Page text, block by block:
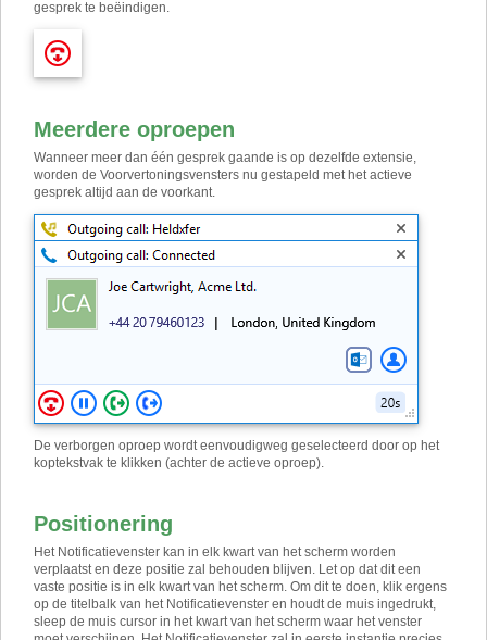
gesprek te beëindigen.
Meerdere oproepen
Wanneer meer dan één gesprek gaande is op dezelfde extensie,
worden de Voorvertoningsvensters nu gestapeld met het actieve
gesprek altijd aan de voorkant.
De verborgen oproep wordt eenvoudigweg geselecteerd door op het
koptekstvak te klikken (achter de actieve oproep).
Positionering
Het Notificatievenster kan in elk kwart van het scherm worden
verplaatst en deze positie zal behouden blijven. Let op dat dit een
vaste positie is in elk kwart van het scherm. Om dit te doen, klik ergens
op de titelbalk van het Notificatievenster en houdt de muis ingedrukt,
sleep de muis cursor in het kwart van het scherm waar het venster